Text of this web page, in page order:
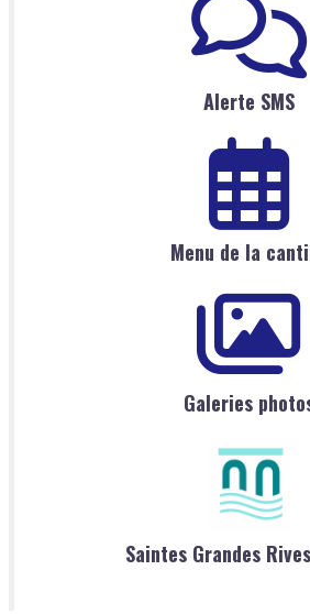
Alerte SMS
Menu de la
Galeries
Saintes Grandes